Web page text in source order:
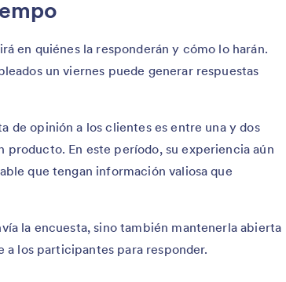
en quiénes la responderán y cómo lo harán.
un viernes puede generar respuestas
de opinión a los clientes es entre una y dos
producto. En este período, su experiencia aún
que tengan información valiosa que
la encuesta, sino también mantenerla abierta
los participantes para responder.